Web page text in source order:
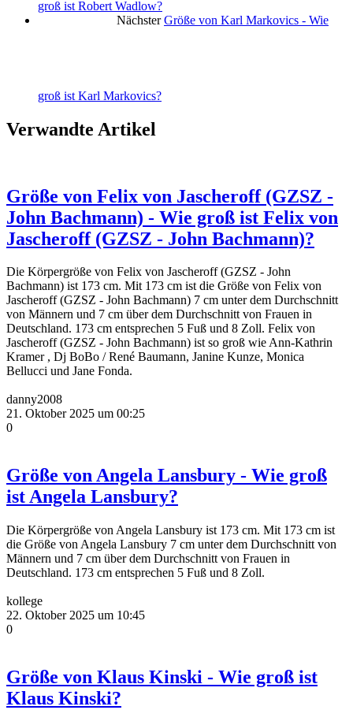
groß ist Robert Wadlow?
Nächster Größe von Karl Markovics - Wie
groß ist Karl Markovics?
Verwandte Artikel
Größe von Felix von Jascheroff (GZSZ -
John Bachmann) - Wie groß ist Felix von
Jascheroff (GZSZ - John Bachmann)?
Die Körpergröße von Felix von Jascheroff (GZSZ - John
Bachmann) ist 173 cm. Mit 173 cm ist die Größe von Felix von
Jascheroff (GZSZ - John Bachmann) 7 cm unter dem Durchschnitt
von Männern und 7 cm über dem Durchschnitt von Frauen in
Deutschland. 173 cm entsprechen 5 Fuß und 8 Zoll. Felix von
Jascheroff (GZSZ - John Bachmann) ist so groß wie Ann-Kathrin
Kramer , Dj BoBo / René Baumann, Janine Kunze, Monica
Bellucci und Jane Fonda.
danny2008
21. Oktober 2025 um 00:25
0
Größe von Angela Lansbury - Wie groß
ist Angela Lansbury?
Die Körpergröße von Angela Lansbury ist 173 cm. Mit 173 cm ist
die Größe von Angela Lansbury 7 cm unter dem Durchschnitt von
Männern und 7 cm über dem Durchschnitt von Frauen in
Deutschland. 173 cm entsprechen 5 Fuß und 8 Zoll.
kollege
22. Oktober 2025 um 10:45
0
Größe von Klaus Kinski - Wie groß ist
Klaus Kinski?